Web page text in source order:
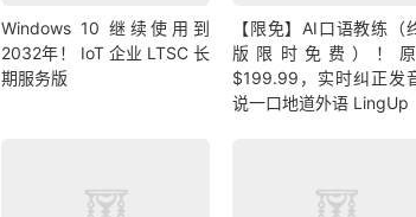
Windows 10 继续使用到
2032年！ IoT 企业 LTSC 长
期服务版
【限免】AI口语教练（
版限时免费）！
$199.99，实时纠正发
说一口地道外语 LingUp